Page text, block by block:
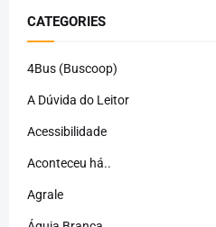
CATEGORIES
4Bus (Buscoop)
A Dúvida do Leitor
Acessibilidade
Aconteceu há..
Agrale